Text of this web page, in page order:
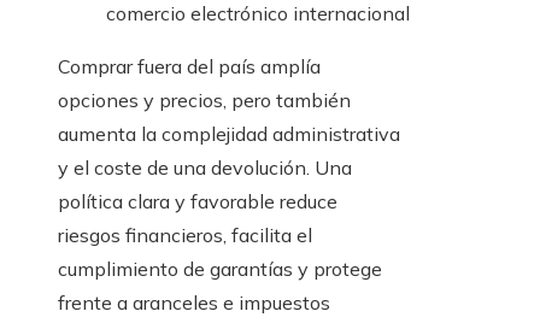
comercio electrónico internacional
Comprar fuera del país amplía
opciones y precios, pero también
aumenta la complejidad administrativa
y el coste de una devolución. Una
política clara y favorable reduce
riesgos financieros, facilita el
cumplimiento de garantías y protege
frente a aranceles e impuestos